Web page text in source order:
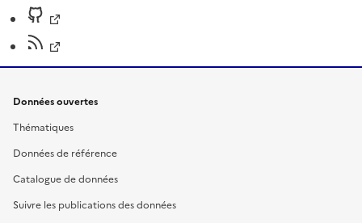
Données ouvertes
Thématiques
Données de référence
Catalogue de données
Suivre les publications des données